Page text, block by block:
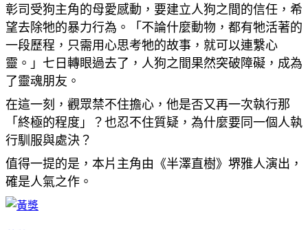
彰司受狗主角的母愛感動，要建立人狗之間的信任，希
望去除牠的暴力行為。「不論什麼動物，都有牠活著的
一段歷程，只需用心思考牠的故事，就可以連繫心
靈。」七日轉眼過去了，人狗之間果然突破障礙，成為
了靈魂朋友。
在這一刻，觀眾禁不住擔心，他是否又再一次執行那
「終極的程度」？也忍不住質疑，為什麼要同一個人執
行馴服與處決？
值得一提的是，本片主角由《半澤直樹》堺雅人演出，
確是人氣之作。